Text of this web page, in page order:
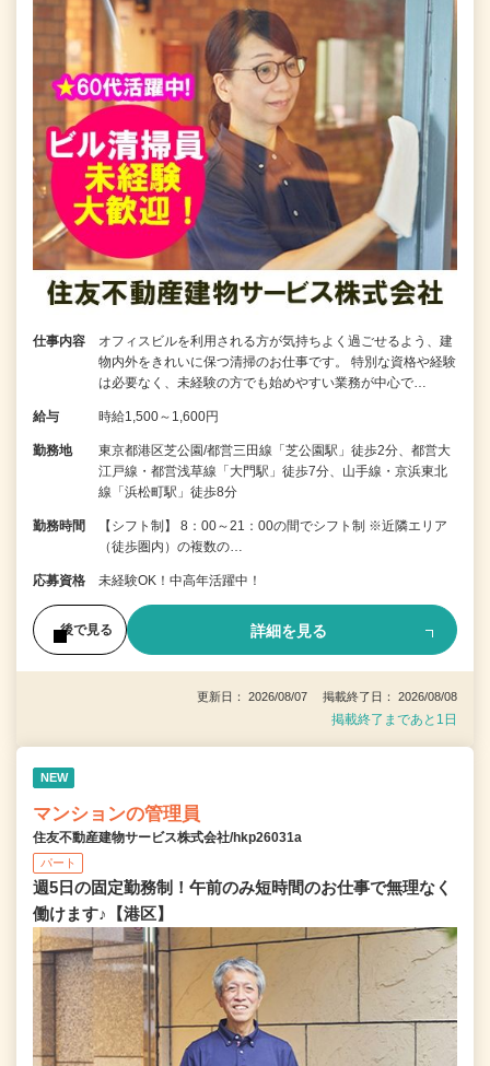
仕事内容
オフィスビルを利用される方が気持ちよく過ごせるよう、建
物内外をきれいに保つ清掃のお仕事です。 特別な資格や経験
は必要なく、未経験の方でも始めやすい業務が中心で…
給与 時給1,500～1,600円
勤務地
東京都港区芝公園/都営三田線「芝公園駅」徒歩2分、都営大
江戸線・都営浅草線「大門駅」徒歩7分、山手線・京浜東北
線「浜松町駅」徒歩8分
勤務時間
【シフト制】 8：00～21：00の間でシフト制 ※近隣エリア
（徒歩圏内）の複数の…
応募資格 未経験OK！中高年活躍中！
後で見る 詳細を見る
更新日： 2026/08/07 掲載終了日： 2026/08/08
掲載終了まであと1日
NEW
マンションの管理員
住友不動産建物サービス株式会社/hkp26031a
パート
週5日の固定勤務制！午前のみ短時間のお仕事で無理なく
働けます♪【港区】